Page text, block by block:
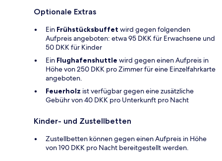
Optionale Extras
Ein Frühstücksbuffet wird gegen folgenden
Aufpreis angeboten: etwa 95 DKK für Erwachsene und
50 DKK für Kinder
Ein Flughafenshuttle wird gegen einen Aufpreis in
Höhe von 250 DKK pro Zimmer für eine Einzelfahrkarte
angeboten.
Feuerholz ist verfügbar gegen eine zusätzliche
Gebühr von 40 DKK pro Unterkunft pro Nacht
Kinder- und Zustellbetten
Zustellbetten können gegen einen Aufpreis in Höhe
von 190 DKK pro Nacht bereitgestellt werden.